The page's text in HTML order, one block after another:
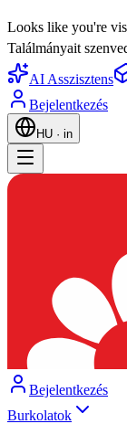
Looks like you're
Találmányait
AI Asszisztens
Bejelentkezés
HU · in
Bejelentkezés
Burkolatok